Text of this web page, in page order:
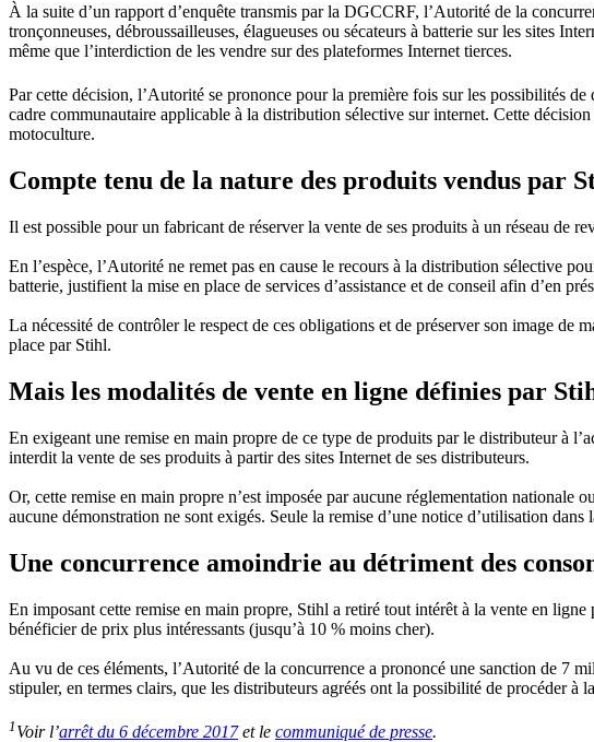
À la suite d’un rapport d’enquête transmis par la DGCCRF, l’Autorité de la
tronçonneuses, débroussailleuses, élagueuses ou sécateurs à batterie sur les sites
même que l’interdiction de les vendre sur des plateformes Internet tierces.
Par cette décision, l’Autorité se prononce pour la première fois sur les possibilités
cadre communautaire applicable à la distribution sélective sur internet. Cette
motoculture.
Compte tenu de la nature des produits vendus par
Il est possible pour un fabricant de réserver la vente de ses produits à un réseau de
En l’espèce, l’Autorité ne remet pas en cause le recours à la distribution sélective
batterie, justifient la mise en place de services d’assistance et de conseil afin d’en
La nécessité de contrôler le respect de ces obligations et de préserver son image de
place par Stihl.
Mais les modalités de vente en ligne définies par
En exigeant une remise en main propre de ce type de produits par le distributeur à
interdit la vente de ses produits à partir des sites Internet de ses distributeurs.
Or, cette remise en main propre n’est imposée par aucune réglementation
aucune démonstration ne sont exigés. Seule la remise d’une notice d’utilisation
Une concurrence amoindrie au détriment des
En imposant cette remise en main propre, Stihl a retiré tout intérêt à la vente en
bénéficier de prix plus intéressants (jusqu’à 10 % moins cher).
Au vu de ces éléments, l’Autorité de la concurrence a prononcé une sanction de 7
stipuler, en termes clairs, que les distributeurs agréés ont la possibilité de procéder
1 Voir l’arrêt du 6 décembre 2017et le communiqué de presse.